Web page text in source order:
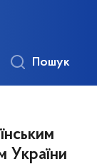
Пошук
України